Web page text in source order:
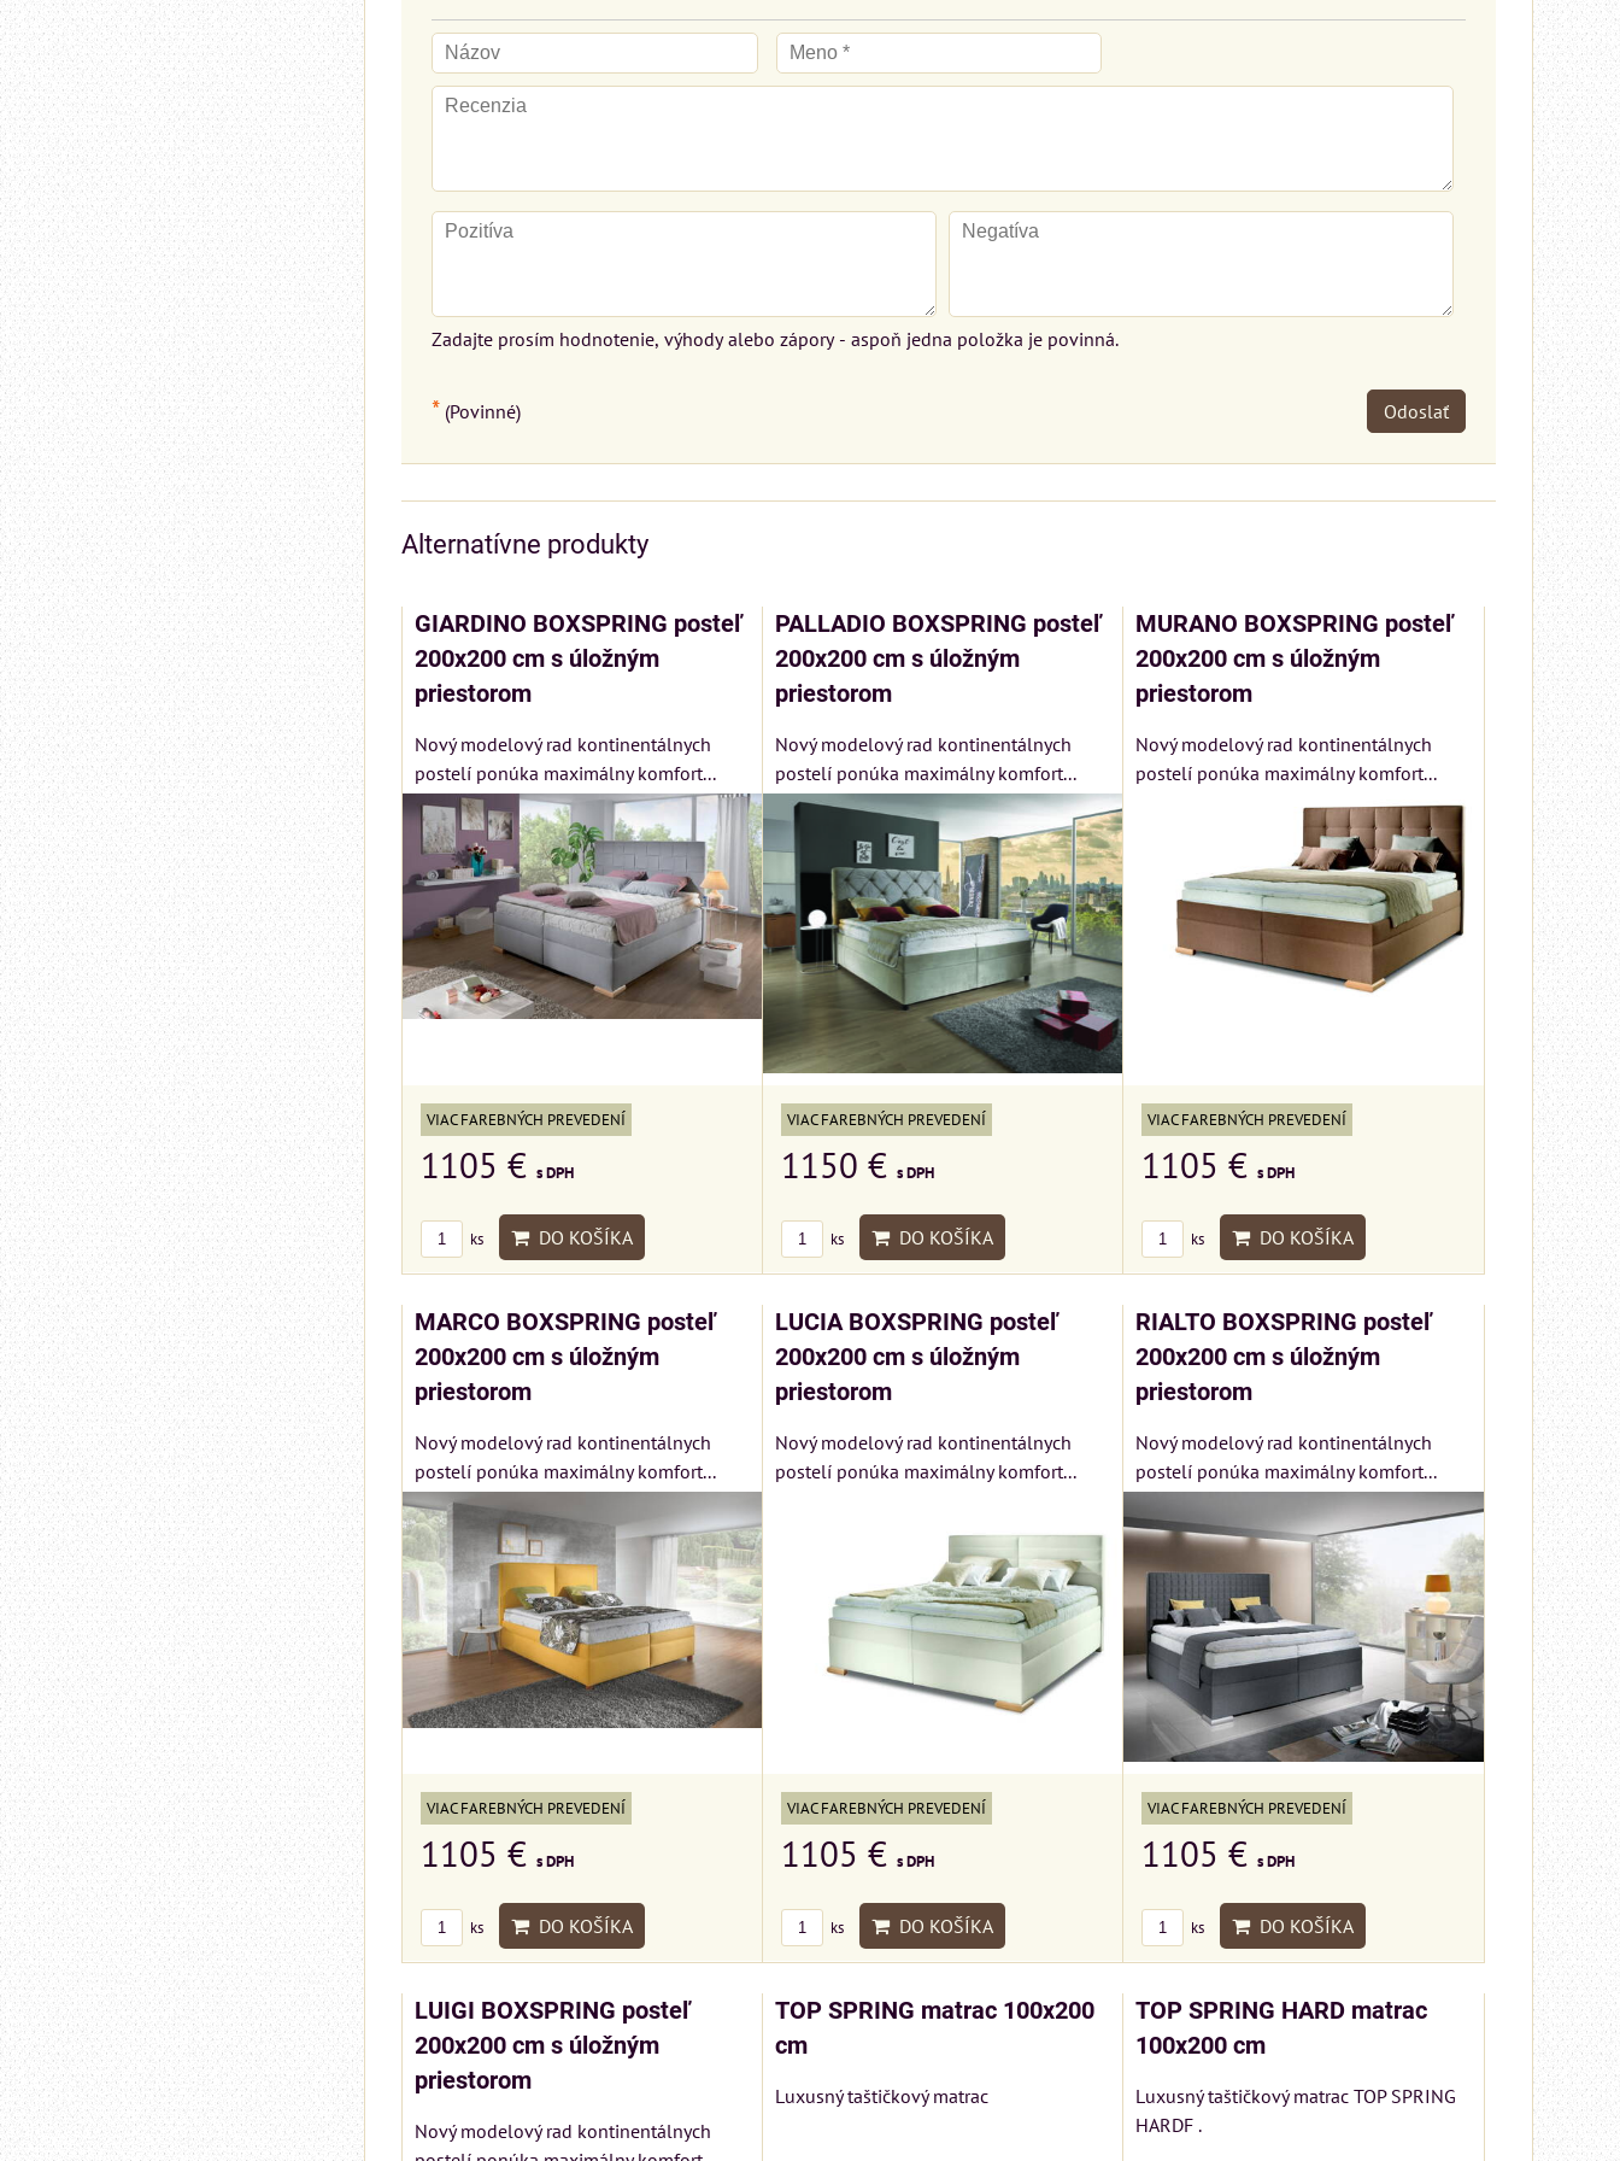
Zadajte prosím hodnotenie, výhody alebo zápory - aspoň jedna položka je povinná.
* (Povinné) Odoslať
Alternatívne produkty
GIARDINO BOXSPRING posteľ
200x200 cm s úložným
priestorom
Nový modelový rad kontinentálnych
postelí ponúka maximálny komfort...
VIAC FAREBNÝCH PREVEDENÍ
1105 € s DPH
ks DO KOŠÍKA
PALLADIO BOXSPRING posteľ
200x200 cm s úložným
priestorom
Nový modelový rad kontinentálnych
postelí ponúka maximálny komfort...
VIAC FAREBNÝCH PREVEDENÍ
1150 € s DPH
ks DO KOŠÍKA
MURANO BOXSPRING posteľ
200x200 cm s úložným
priestorom
Nový modelový rad kontinentálnych
postelí ponúka maximálny komfort...
VIAC FAREBNÝCH PREVEDENÍ
1105 €s DPH
ks DO KOŠÍKA
MARCO BOXSPRING posteľ
200x200 cm s úložným
priestorom
Nový modelový rad kontinentálnych
postelí ponúka maximálny komfort...
VIAC FAREBNÝCH PREVEDENÍ
1105 € s DPH
ks DO KOŠÍKA
LUCIA BOXSPRING posteľ
200x200 cm s úložným
priestorom
Nový modelový rad kontinentálnych
postelí ponúka maximálny komfort...
VIAC FAREBNÝCH PREVEDENÍ
1105 € s DPH
ks DO KOŠÍKA
RIALTO BOXSPRING posteľ
200x200 cm s úložným
priestorom
Nový modelový rad kontinentálnych
postelí ponúka maximálny komfort...
VIAC FAREBNÝCH PREVEDENÍ
1105 €s DPH
ks DO KOŠÍKA
LUIGI BOXSPRING posteľ
200x200 cm s úložným
priestorom
Nový modelový rad kontinentálnych
TOP SPRING matrac 100x200
cm
Luxusný taštičkový matrac
TOP SPRING HARD matrac
100x200 cm
Luxusný taštičkový matrac TOP SPRING
HARDF .